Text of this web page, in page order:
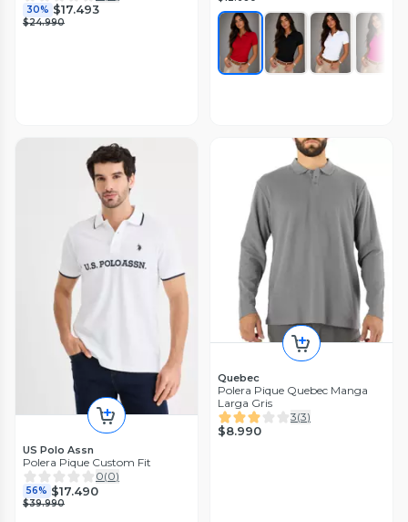
30% $17.493
$24.990
US Polo Assn
Polera Pique Custom Fit
0(0)
56% $17.490
$39.990
Quebec
Polera Pique Quebec Manga
Larga Gris
3(3)
$8.990